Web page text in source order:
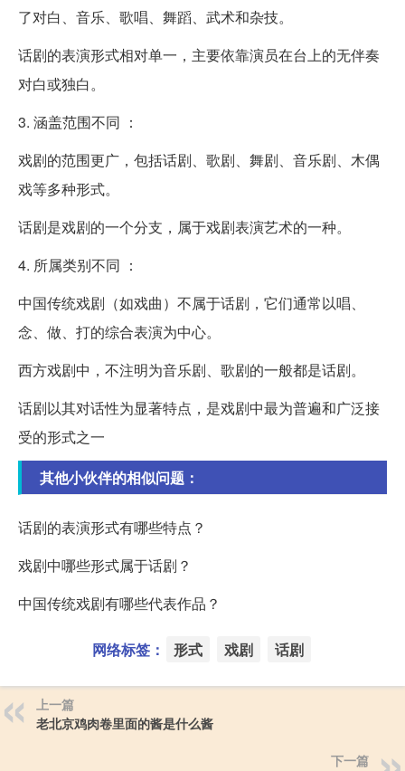
了对白、音乐、歌唱、舞蹈、武术和杂技。
话剧的表演形式相对单一，主要依靠演员在台上的无伴奏
对白或独白。
3. 涵盖范围不同 ：
戏剧的范围更广，包括话剧、歌剧、舞剧、音乐剧、木偶
戏等多种形式。
话剧是戏剧的一个分支，属于戏剧表演艺术的一种。
4. 所属类别不同 ：
中国传统戏剧（如戏曲）不属于话剧，它们通常以唱、
念、做、打的综合表演为中心。
西方戏剧中，不注明为音乐剧、歌剧的一般都是话剧。
话剧以其对话性为显著特点，是戏剧中最为普遍和广泛接
受的形式之一
其他小伙伴的相似问题：
话剧的表演形式有哪些特点？
戏剧中哪些形式属于话剧？
中国传统戏剧有哪些代表作品？
网络标签： 形式 戏剧 话剧
上一篇
老北京鸡肉卷里面的酱是什么酱
下一篇